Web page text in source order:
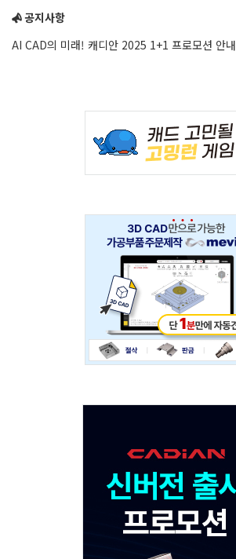
공지사항
AI CAD의 미래! 캐디안 2025 1+1 프로모션 안내